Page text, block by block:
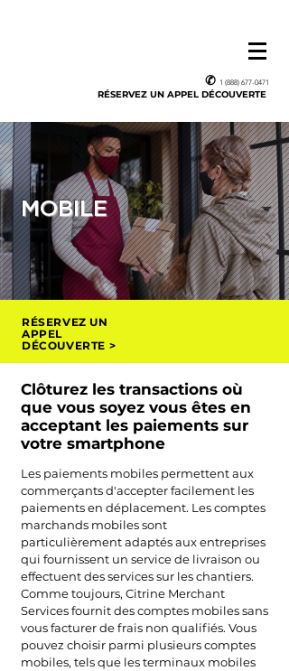
✆ 1 (888) 677-0471
RÉSERVEZ UN APPEL DÉCOUVERTE
MOBILE
RÉSERVEZ UN
APPEL
DÉCOUVERTE >
Clôturez les transactions où
que vous soyez vous êtes en
acceptant les paiements sur
votre smartphone
Les paiements mobiles permettent aux
commerçants d'accepter facilement les
paiements en déplacement. Les comptes
marchands mobiles sont
particulièrement adaptés aux entreprises
qui fournissent un service de livraison ou
effectuent des services sur les chantiers.
Comme toujours, Citrine Merchant
Services fournit des comptes mobiles sans
vous facturer de frais non qualifiés. Vous
pouvez choisir parmi plusieurs comptes
mobiles, tels que les terminaux mobiles